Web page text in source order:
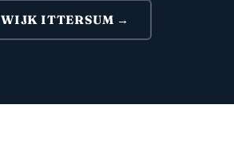
WIJK ITTERSUM →